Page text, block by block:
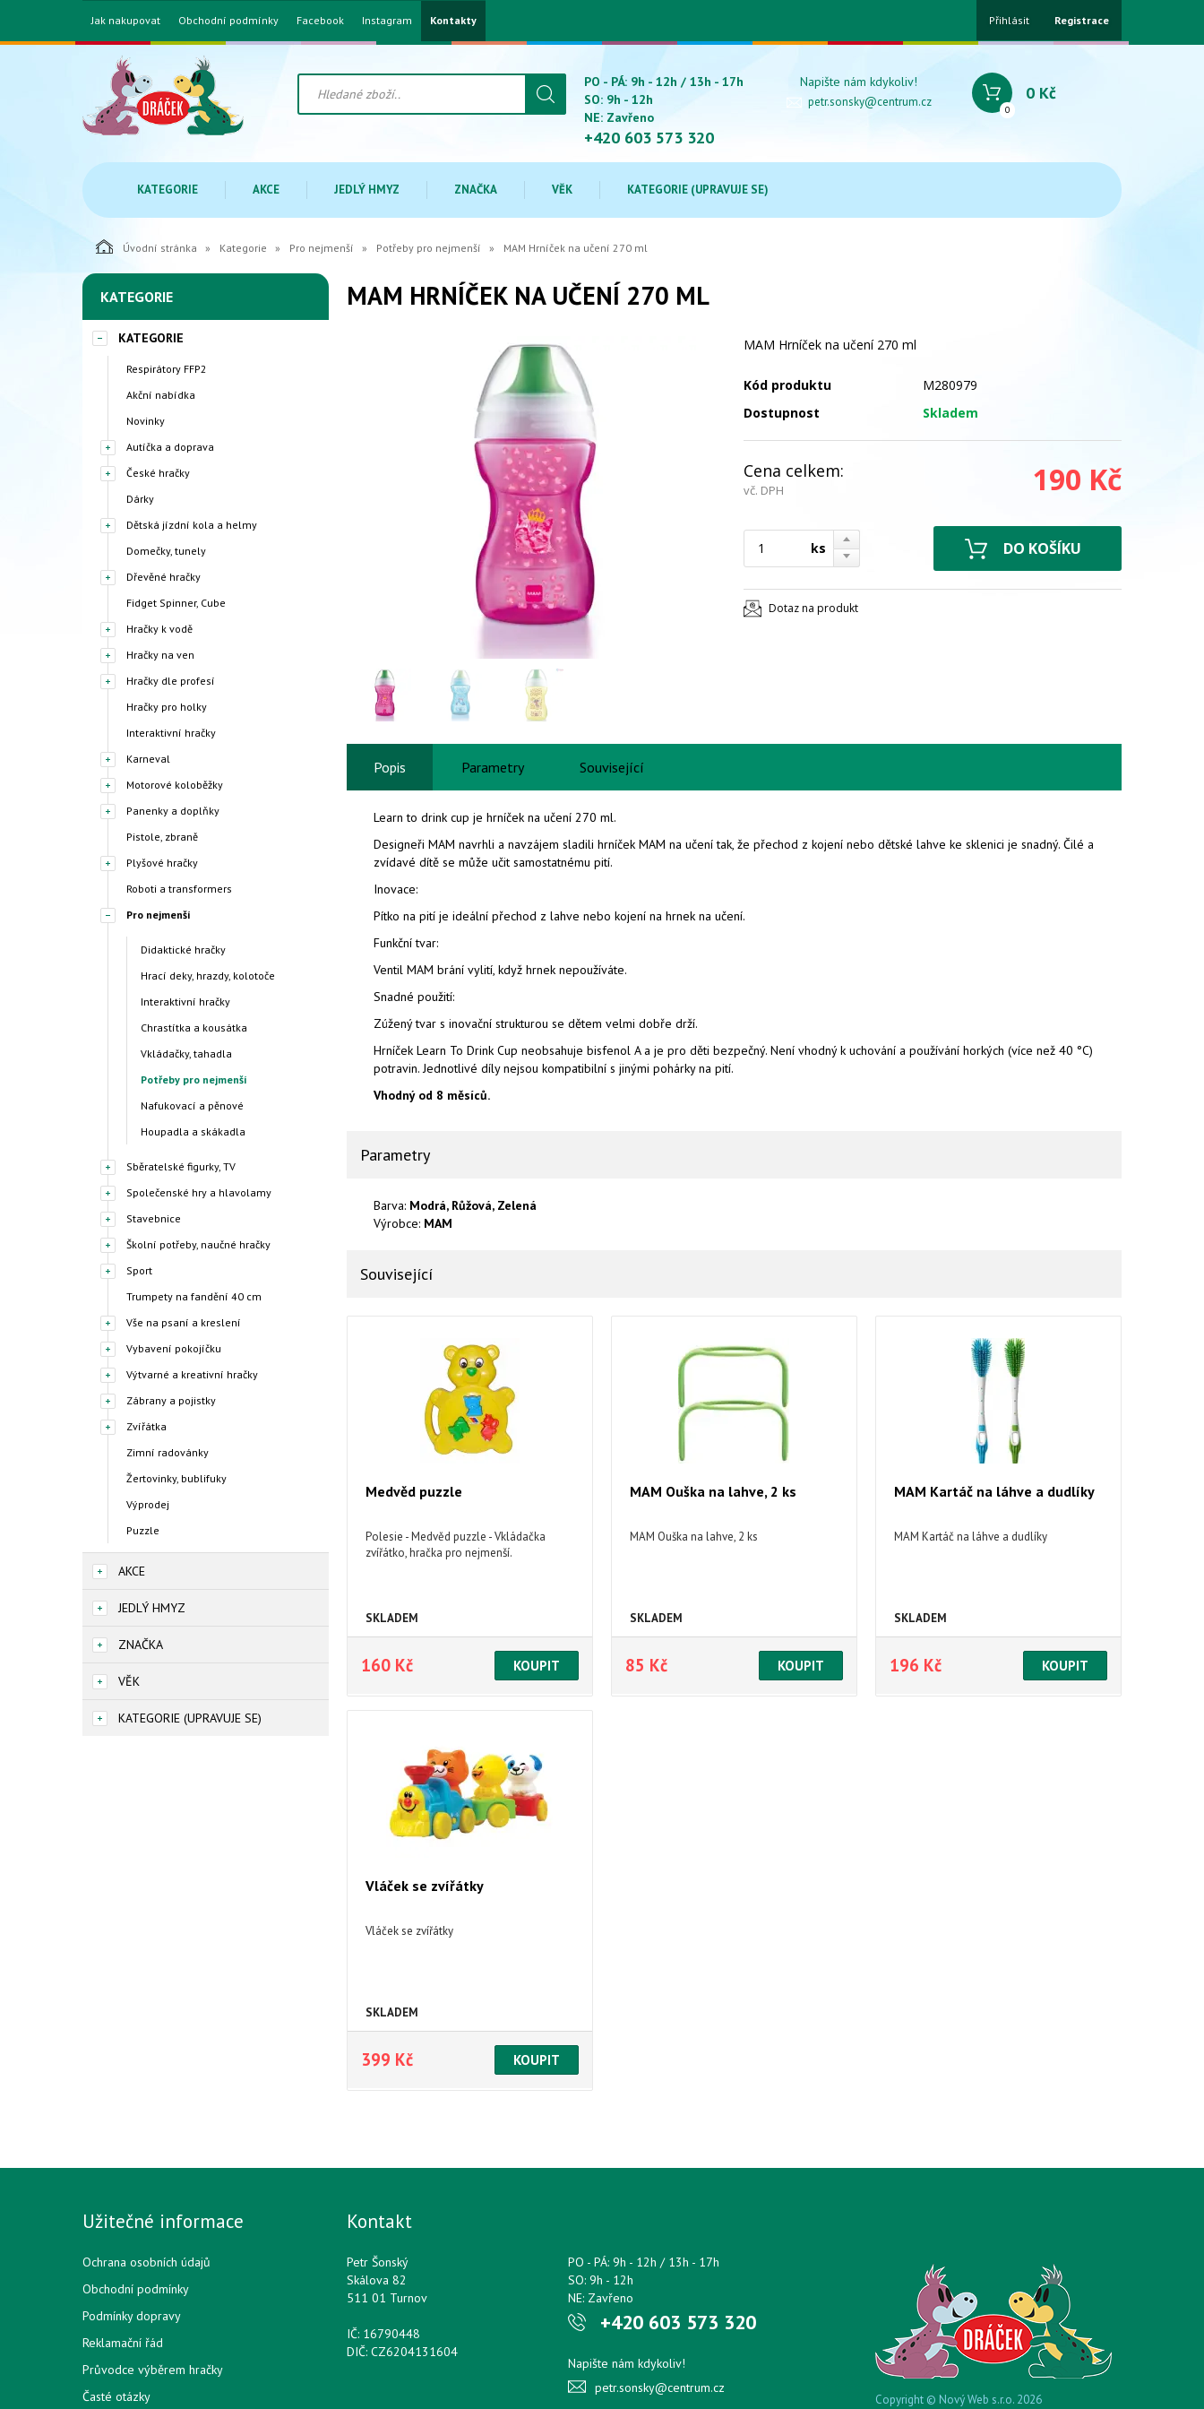
Jak nakupovat Obchodní podmínky Facebook Instagram Kontakty Přihlásit Registrace
PO - PÁ: 9h - 12h / 13h - 17h
SO: 9h - 12h
NE: Zavřeno
+420 603 573 320
Napište nám kdykoliv!
petr.sonsky@centrum.cz
0
0 Kč
KATEGORIE AKCE JEDLÝ HMYZ ZNAČKA VĚK KATEGORIE (UPRAVUJE SE)
Úvodní stránka Kategorie Pro nejmenší Potřeby pro nejmenší MAM Hrníček na učení 270 ml
KATEGORIE
KATEGORIE
Respirátory FFP2
Akční nabídka
Novinky
Autíčka a doprava
České hračky
Dárky
Dětská jízdní kola a helmy
Domečky, tunely
Dřevěné hračky
Fidget Spinner, Cube
Hračky k vodě
Hračky na ven
Hračky dle profesí
Hračky pro holky
Interaktivní hračky
Karneval
Motorové koloběžky
Panenky a doplňky
Pistole, zbraně
Plyšové hračky
Roboti a transformers
Pro nejmenší
Didaktické hračky
Hrací deky, hrazdy, kolotoče
Interaktivní hračky
Chrastítka a kousátka
Vkládačky, tahadla
Potřeby pro nejmenší
Nafukovací a pěnové
Houpadla a skákadla
Sběratelské figurky, TV
Společenské hry a hlavolamy
Stavebnice
Školní potřeby, naučné hračky
Sport
Trumpety na fandění 40 cm
Vše na psaní a kreslení
Vybavení pokojíčku
Výtvarné a kreativní hračky
Zábrany a pojistky
Zvířátka
Zimní radovánky
Žertovinky, bublifuky
Výprodej
Puzzle
AKCE
JEDLÝ HMYZ
ZNAČKA
VĚK
KATEGORIE (UPRAVUJE SE)
MAM HRNÍČEK NA UČENÍ 270 ML
MAM Hrníček na učení 270 ml
Kód produktu
M280979
Dostupnost
Skladem
Cena celkem:
vč. DPH 190 Kč
ks
Dotaz na produkt
Popis Parametry Související
Learn to drink cup je hrníček na učení 270 ml.
Designeři MAM navrhli a navzájem sladili hrníček MAM na učení tak, že přechod z kojení nebo dětské lahve ke sklenici je snadný. Čilé a
zvídavé dítě se může učit samostatnému pití.
Inovace:
Pítko na pití je ideální přechod z lahve nebo kojení na hrnek na učení.
Funkční tvar:
Ventil MAM brání vylití, když hrnek nepoužíváte.
Snadné použití:
Zúžený tvar s inovační strukturou se dětem velmi dobře drží.
Hrníček Learn To Drink Cup neobsahuje bisfenol A a je pro děti bezpečný. Není vhodný k uchování a používání horkých (více než 40 °C)
potravin. Jednotlivé díly nejsou kompatibilní s jinými pohárky na pití.
Vhodný od 8 měsíců.
Parametry
Barva: Modrá, Růžová, Zelená
Výrobce: MAM
Související
Medvěd puzzle
Polesie - Medvěd puzzle - Vkládačka
zvířátko, hračka pro nejmenší.
SKLADEM
160 Kč
MAM Ouška na lahve, 2 ks
MAM Ouška na lahve, 2 ks
SKLADEM
85 Kč
MAM Kartáč na láhve a dudlíky
MAM Kartáč na láhve a dudlíky
SKLADEM
196 Kč
Vláček se zvířátky
Vláček se zvířátky
SKLADEM
399 Kč
Užitečné informace
Ochrana osobních údajů
Obchodní podmínky
Podmínky dopravy
Reklamační řád
Průvodce výběrem hračky
Časté otázky
Kontakt
Petr Šonský
Skálova 82
511 01 Turnov
IČ: 16790448
DIČ: CZ6204131604
PO - PÁ: 9h - 12h / 13h - 17h
SO: 9h - 12h
NE: Zavřeno
+420 603 573 320
Napište nám kdykoliv!
petr.sonsky@centrum.cz
Copyright © Nový Web s.r.o. 2026